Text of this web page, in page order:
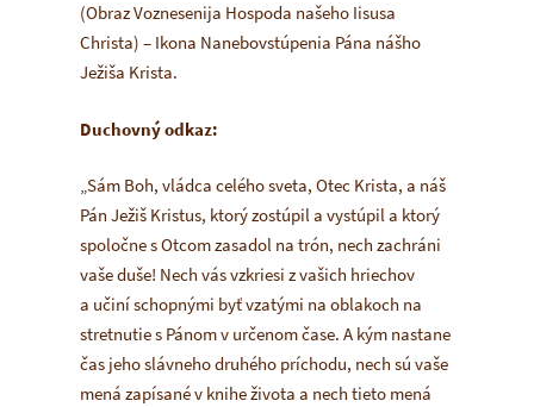
(Obraz Voznesenija Hospoda našeho Iisusa
Christa) – Ikona Nanebovstúpenia Pána nášho
Ježiša Krista.
Duchovný odkaz:
„Sám Boh, vládca celého sveta, Otec Krista, a náš
Pán Ježiš Kristus, ktorý zostúpil a vystúpil a ktorý
spoločne s Otcom zasadol na trón, nech zachráni
vaše duše! Nech vás vzkriesi z vašich hriechov
a učiní schopnými byť vzatými na oblakoch na
stretnutie s Pánom v určenom čase. A kým nastane
čas jeho slávneho druhého príchodu, nech sú vaše
mená zapísané v knihe života a nech tieto mená